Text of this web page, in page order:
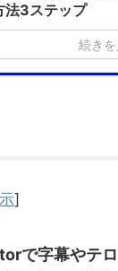
法3ステップ
続きを
]
で字幕やテ